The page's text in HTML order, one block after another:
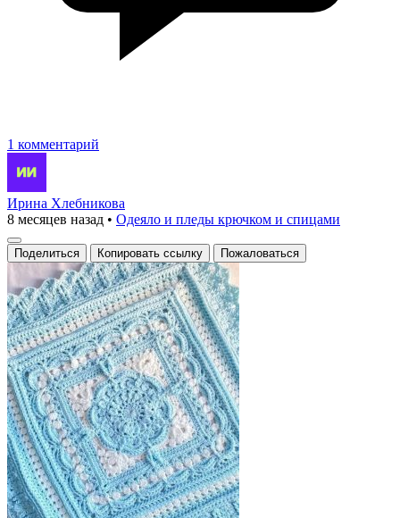
1 комментарий
Ирина Хлебникова
8 месяцев назад • Одеяло и пледы крючком и спицами
Поделиться Копировать ссылку Пожаловаться